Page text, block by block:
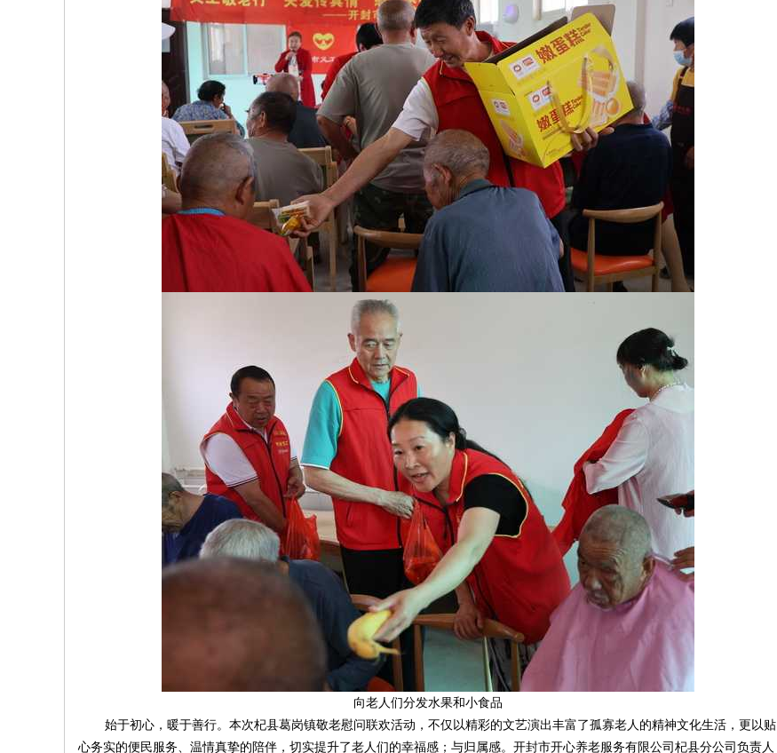
向老人们分发水果和小食品
始于初心，暖于善行。本次杞县葛岗镇敬老慰问联欢活动，不仅以精彩的文艺演出丰富了孤寡老人的精神文化生活，更以贴
心务实的便民服务、温情真挚的陪伴，切实提升了老人们的幸福感；与归属感。开封市开心养老服务有限公司杞县分公司负责人